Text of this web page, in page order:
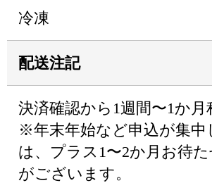
冷凍
配送注記
決済確認から1週間〜1か月
※年末年始など申込が集中
は、プラス1〜2か月お待
がございます。